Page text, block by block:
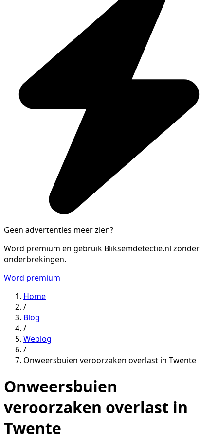
Geen advertenties meer zien?
Word premium en gebruik Bliksemdetectie.nl zonder
onderbrekingen.
Word premium
Home
/
Blog
/
Weblog
/
Onweersbuien veroorzaken overlast in Twente
Onweersbuien
veroorzaken overlast in
Twente